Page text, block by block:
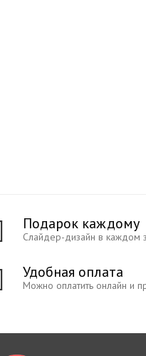
Подарок каждому
Слайдер-дизайн в каждом
Удобная оплата
Можно оплатить онлайн и